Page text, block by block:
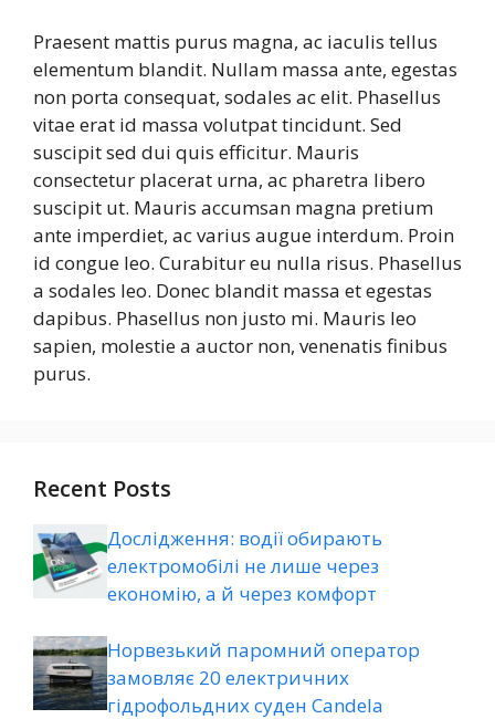
Praesent mattis purus magna, ac iaculis tellus
elementum blandit. Nullam massa ante, egestas
non porta consequat, sodales ac elit. Phasellus
vitae erat id massa volutpat tincidunt. Sed
suscipit sed dui quis efficitur. Mauris
consectetur placerat urna, ac pharetra libero
suscipit ut. Mauris accumsan magna pretium
ante imperdiet, ac varius augue interdum. Proin
id congue leo. Curabitur eu nulla risus. Phasellus
a sodales leo. Donec blandit massa et egestas
dapibus. Phasellus non justo mi. Mauris leo
sapien, molestie a auctor non, venenatis finibus
purus.
Recent Posts
Дослідження: водії обирають
електромобілі не лише через
економію, а й через комфорт
Норвезький паромний оператор
замовляє 20 електричних
гідрофольдних суден Candela